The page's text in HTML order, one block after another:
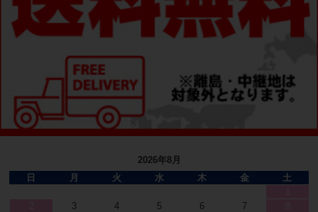
2026年8月
日
月 火 水 木 金
土
3 4 5 6 7